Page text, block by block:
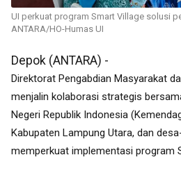
UI perkuat program Smart Village solusi
ANTARA/HO-Humas UI
Depok (ANTARA) -
Direktorat Pengabdian Masyarakat
menjalin kolaborasi strategis
Negeri Republik Indonesia
Kabupaten Lampung Utara, dan
memperkuat implementasi program